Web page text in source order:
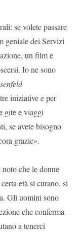
se volete passare
geniale dei Servizi
un film e
Io ne sono
iniziative e per
gite e viaggi
se avete bisogno
grazie».
che le donne
età si curano, si
Gli uomini sono
che conferma
a tenerci